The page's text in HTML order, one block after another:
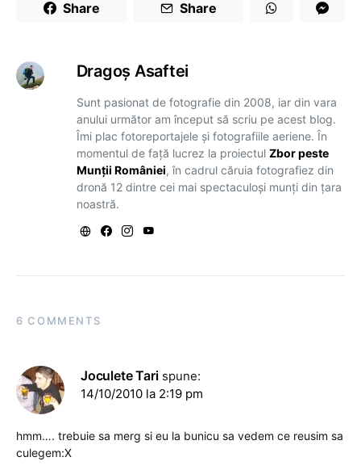
Share Share
Dragoş Asaftei
Sunt pasionat de fotografie din 2008, iar din vara
anului următor am început să scriu pe acest blog.
Îmi plac fotoreportajele și fotografiile aeriene. În
momentul de față lucrez la proiectul Zbor peste
Munții României, în cadrul căruia fotografiez din
dronă 12 dintre cei mai spectaculoși munți din țara
noastră.
6 COMMENTS
Joculete Tari spune:
14/10/2010 la 2:19 pm
hmm…. trebuie sa merg si eu la bunicu sa vedem ce reusim sa
culegem:X